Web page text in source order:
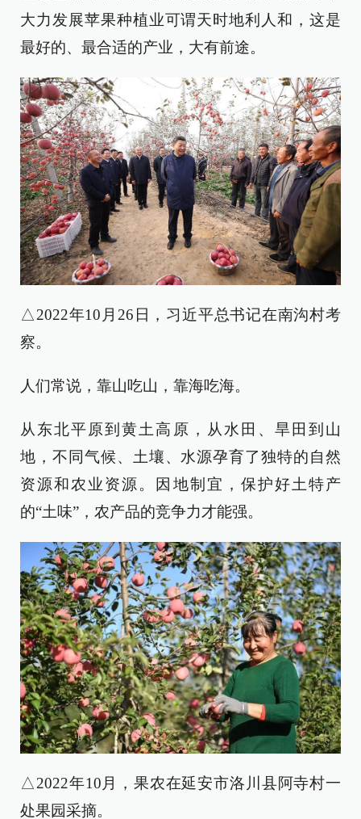
大力发展苹果种植业可谓天时地利人和，这是
最好的、最合适的产业，大有前途。
△2022年10月26日，习近平总书记在南沟村考
察。
人们常说，靠山吃山，靠海吃海。
从东北平原到黄土高原，从水田、旱田到山
地，不同气候、土壤、水源孕育了独特的自然
资源和农业资源。因地制宜，保护好土特产
的“土味”，农产品的竞争力才能强。
△2022年10月，果农在延安市洛川县阿寺村一
处果园采摘。